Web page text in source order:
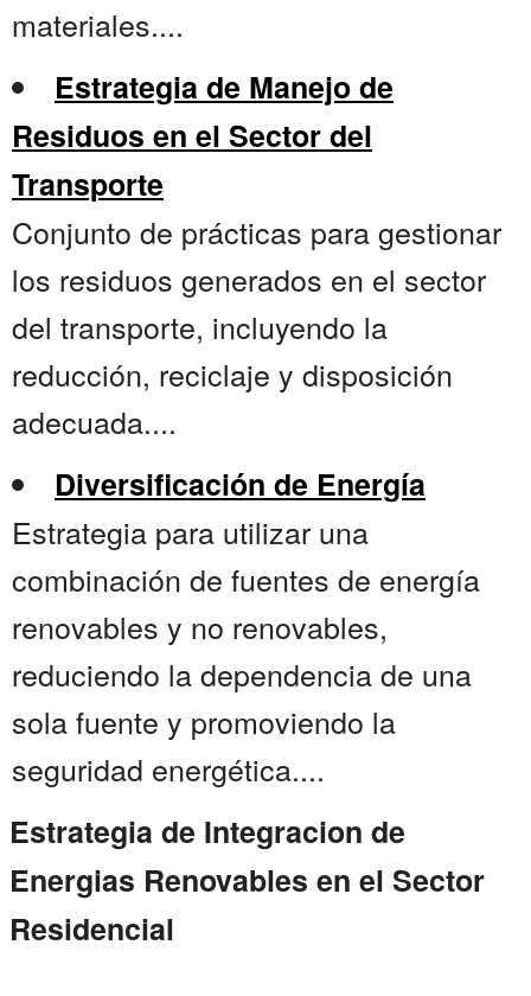
materiales....
Estrategia de Manejo de
Residuos en el Sector del
Transporte
Conjunto de prácticas para gestionar
los residuos generados en el sector
del transporte, incluyendo la
reducción, reciclaje y disposición
adecuada....
Diversificación de Energía
Estrategia para utilizar una
combinación de fuentes de energía
renovables y no renovables,
reduciendo la dependencia de una
sola fuente y promoviendo la
seguridad energética....
Estrategia de Integracion de
Energias Renovables en el Sector
Residencial